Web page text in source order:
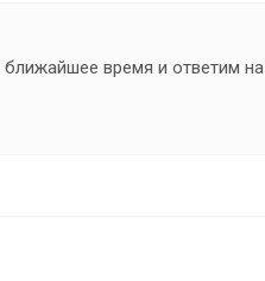
время и ответим на